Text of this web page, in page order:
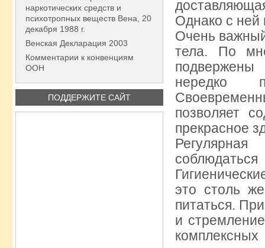
наркотических средств и
психотропных веществ Вена, 20
декабря 1988 г.
Венская Декларация 2003
Комментарии к конвенциям
ООН
ПОДДЕРЖИТЕ САЙТ
Однако с ней
Очень
тела. По
нередко
позволяет
прекрасное
это столь
питаться.
и